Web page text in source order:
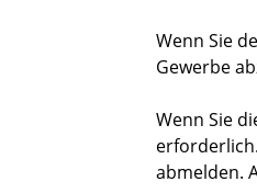
Wenn Sie
Gewerbe
Wenn Sie
abmelden.